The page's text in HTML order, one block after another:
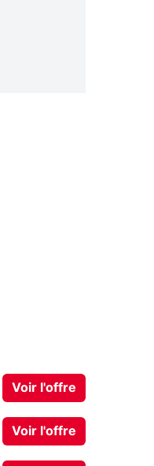
Voir l'offre
Voir l'offre